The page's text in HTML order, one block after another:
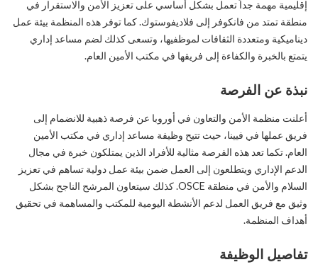
إقليمية مهمة جداً تعمل بشكل أساسي على تعزيز الأمن والاستقرار في
منطقة تمتد من فانكوفر إلى فلاديفوستوك. كما توفر هذه المنظمة بيئة عمل
ديناميكية ومتعددة الثقافات لموظفيها، وتسعى كذلك لضم مساعد إداري
يتمتع بالخبرة والكفاءة إلى فريقها في مكتب الأمين العام.
نبذة عن الفرصة
أعلنت منظمة الأمن والتعاون في أوروبا عن فرصة ذهبية للانضمام إلى
فريق عملها في فيينا، حيث تتيح وظيفة مساعد إداري في مكتب الأمين
العام. تكما تعد هذه الفرصة مثالية للأفراد الذين يمتلكون خبرة في مجال
الدعم الإداري ويتطلعون إلى العمل ضمن بيئة عمل دولية تساهم في تعزيز
السلام والأمن في منطقة OSCE. كذلك سيتعاون المرشح الناجح بشكل
وثيق مع فريق العمل لدعم الأنشطة اليومية للمكتب والمساهمة في تحقيق
أهداف المنظمة.
تفاصيل الوظيفة